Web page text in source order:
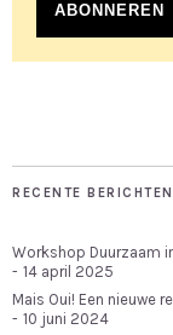
ABONNEREN
RECENTE BERICHTEN
Workshop Duurzaam
14 april 2025
Mais Oui! Een nieuwe
10 juni 2024